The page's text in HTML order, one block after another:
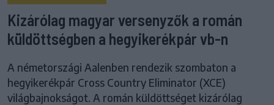
Kizárólag magyar versenyzők a román
küldöttségben a hegyikerékpár vb-n
A németországi Aalenben rendezik szombaton a
hegyikerékpár Cross Country Eliminator (XCE)
világbajnokságot. A román küldöttséget kizárólag